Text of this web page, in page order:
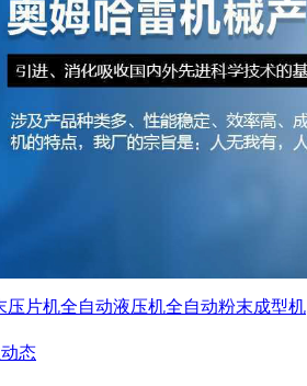
压片机全自动液压机全自动粉末成型机
态